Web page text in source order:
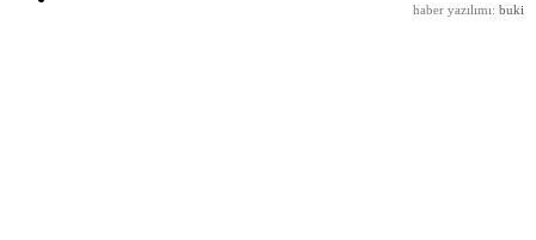
haber yazılımı: buki